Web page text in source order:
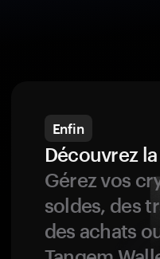
Enfin
Découvrez
Gérez vos
soldes, des
des achats